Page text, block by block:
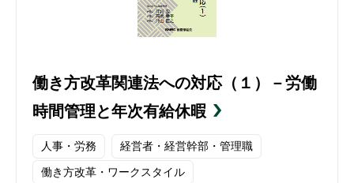
働き方改革関連法への対応（１）－労働
時間管理と年次有給休暇
人事・労務 経営者・経営幹部・管理職
働き方改革・ワークスタイル